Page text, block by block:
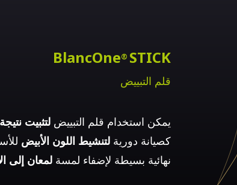
BlancOne® STICK
قلم التبييض
يمكن استخدام قلم التبييض لتثبيت نتيجة
كصيانة دورية لتنشيط اللون الأبيض
نهائية بسيطة لإضفاء لمسة لمعان إلى